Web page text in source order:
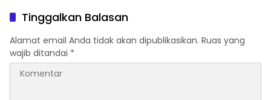
Kondusif
Tinggalkan Balasan
Alamat email Anda tidak akan dipublikasikan. Ruas yang
wajib ditandai *